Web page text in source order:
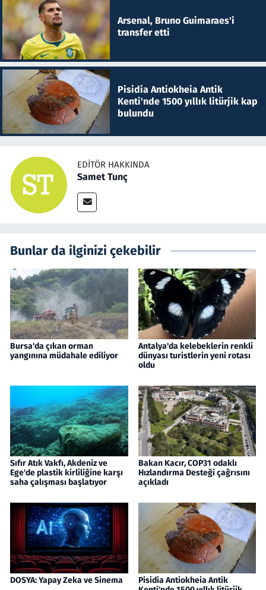
Arsenal, Bruno Guimaraes'i
transfer etti
Pisidia Antiokheia Antik
Kenti'nde 1500 yıllık litürjik kap
bulundu
EDITÖR HAKKINDA
Samet Tunç
Bunlar da ilginizi çekebilir
Bursa'da çıkan orman
yangınına müdahale ediliyor
Antalya'da kelebeklerin renkli
dünyası turistlerin yeni rotası
oldu
Sıfır Atık Vakfı, Akdeniz ve
Ege'de plastik kirliliğine karşı
saha çalışması başlatıyor
Bakan Kacır, COP31 odaklı
Hızlandırma Desteği çağrısını
açıkladı
DOSYA: Yapay Zeka ve Sinema
Pisidia Antiokheia Antik